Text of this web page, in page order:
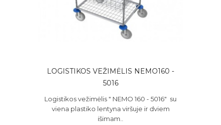
LOGISTIKOS VEŽIMĖLIS NEMO160 -
5016
Logistikos vežimėlis " NEMO 160 - 5016" su
viena plastiko lentyna viršuje ir dviem
išimam..